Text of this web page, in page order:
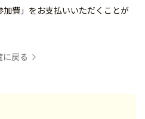
費」をお支払いいただくことが
に戻る